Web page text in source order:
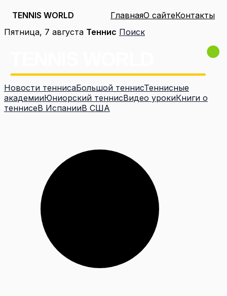
TENNIS WORLD ГлавнаяО сайтеКонтакты
Перейти
Пятница, 7 августа Теннис Поиск
Новости теннисаБольшой теннисТеннисные
академииЮниорский теннисВидео урокиКниги о
теннисеВ ИспанииВ США